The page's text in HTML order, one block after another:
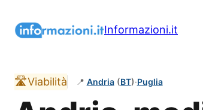
Informazioni.it
🛣️Viabilità 📍 Andria (BT)·Puglia